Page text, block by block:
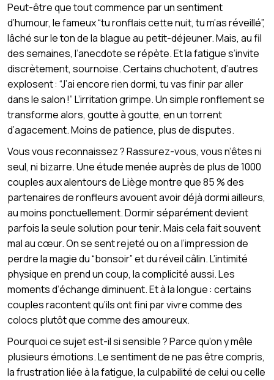
Peut-être que tout commence par un sentiment
d’humour, le fameux “tu ronflais cette nuit, tu m’as réveillé”,
lâché sur le ton de la blague au petit-déjeuner. Mais, au fil
des semaines, l’anecdote se répète. Et la fatigue s’invite
discrètement, sournoise. Certains chuchotent, d’autres
explosent : “J’ai encore rien dormi, tu vas finir par aller
dans le salon !” L’irritation grimpe. Un simple ronflement se
transforme alors, goutte à goutte, en un torrent
d’agacement. Moins de patience, plus de disputes.
Vous vous reconnaissez ? Rassurez-vous, vous n’êtes ni
seul, ni bizarre. Une étude menée auprès de plus de 1000
couples aux alentours de Liège montre que 85 % des
partenaires de ronfleurs avouent avoir déjà dormi ailleurs,
au moins ponctuellement. Dormir séparément devient
parfois la seule solution pour tenir. Mais cela fait souvent
mal au cœur. On se sent rejeté ou on a l’impression de
perdre la magie du “bonsoir” et du réveil câlin. L’intimité
physique en prend un coup, la complicité aussi. Les
moments d’échange diminuent. Et à la longue : certains
couples racontent qu’ils ont fini par vivre comme des
colocs plutôt que comme des amoureux.
Pourquoi ce sujet est-il si sensible ? Parce qu’on y mêle
plusieurs émotions. Le sentiment de ne pas être compris,
la frustration liée à la fatigue, la culpabilité de celui ou celle